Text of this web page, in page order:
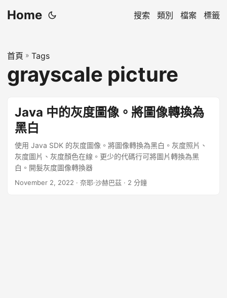
Home 搜索 類別 檔案 標籤
首頁 » Tags
grayscale picture
Java 中的灰度圖像。將圖像轉換為
黑白
使用 Java SDK 的灰度圖像。將圖像轉換為黑白。灰度照片、
灰度圖片、灰度顏色在線。更少的代碼行可將圖片轉換為黑
白。開髮灰度圖像轉換器
November 2, 2022 · 奈耶·沙赫巴茲 · 2 分鐘